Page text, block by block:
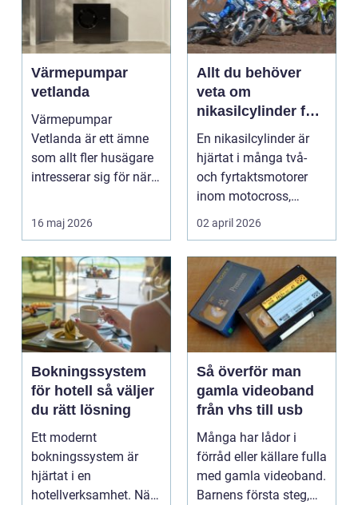
Värmepumpar
vetlanda
Värmepumpar
Vetlanda är ett ämne
som allt fler husägare
intresserar sig för när
16 maj 2026
Allt du behöver
veta om
nikasilcylinder för
motorcykel och
snöskoter
En nikasilcylinder är
hjärtat i många två-
och fyrtaktsmotorer
inom motocross,
enduro och
snöskoter....
02 april 2026
Bokningssystem
för hotell så väljer
du rätt lösning
Ett modernt
bokningssystem är
hjärtat i en
hotellverksamhet. När
Så överför man
gamla videoband
från vhs till usb
Många har lådor i
förråd eller källare fulla
med gamla videoband.
Barnens första steg,